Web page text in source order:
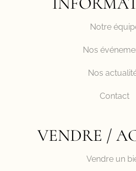
Notre
Nos
Nos
Contact
VENDRE /
Vendre un